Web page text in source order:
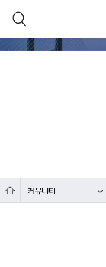
커뮤니티